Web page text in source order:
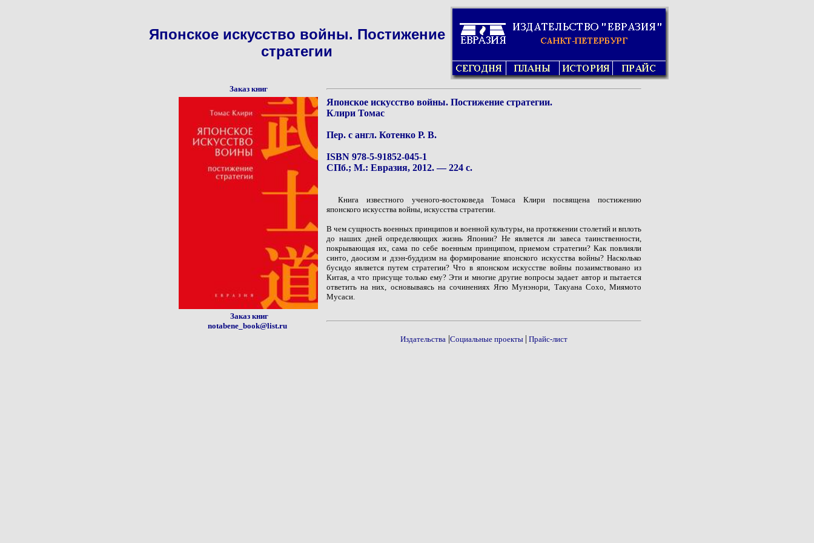
Японское искусство войны. Постижение
стратегии
Заказ книг
Японское искусство войны. Постижение стратегии.
Клири Томас
Пер. с англ. Котенко Р. В.
ISBN 978-5-91852-045-1
СПб.; М.: Евразия, 2012. — 224 с.
Книга известного ученого-востоковеда Томаса Клири посвящена постижению
японского искусства войны, искусства стратегии.
В чем сущность военных принципов и военной культуры, на протяжении столетий и вплоть
до наших дней определяющих жизнь Японии? Не является ли завеса таинственности,
покрывающая их, сама по себе военным принципом, приемом стратегии? Как повлияли
синто, даосизм и дзэн-буддизм на формирование японского искусства войны? Насколько
бусидо является путем стратегии? Что в японском искусстве войны позаимствовано из
Китая, а что присуще только ему? Эти и многие другие вопросы задает автор и пытается
ответить на них, основываясь на сочинениях Ягю Мунэнори, Такуана Сохо, Миямото
Мусаси.
Заказ книг
notabene_book@list.ru
Издательства |Социальные проекты | Прайс-лист